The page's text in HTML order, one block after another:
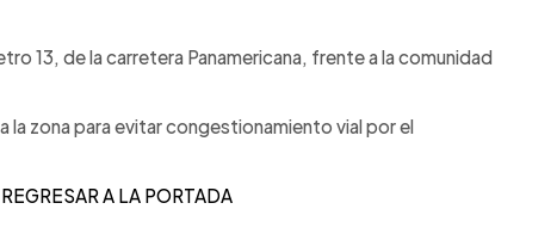
13, de la carretera Panamericana, frente a la comunidad
la zona para evitar congestionamiento vial por el
REGRESAR A LA PORTADA